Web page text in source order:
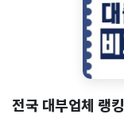
전국 대부업체 랭